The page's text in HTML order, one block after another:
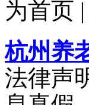
为首页 |
杭州养
法律声